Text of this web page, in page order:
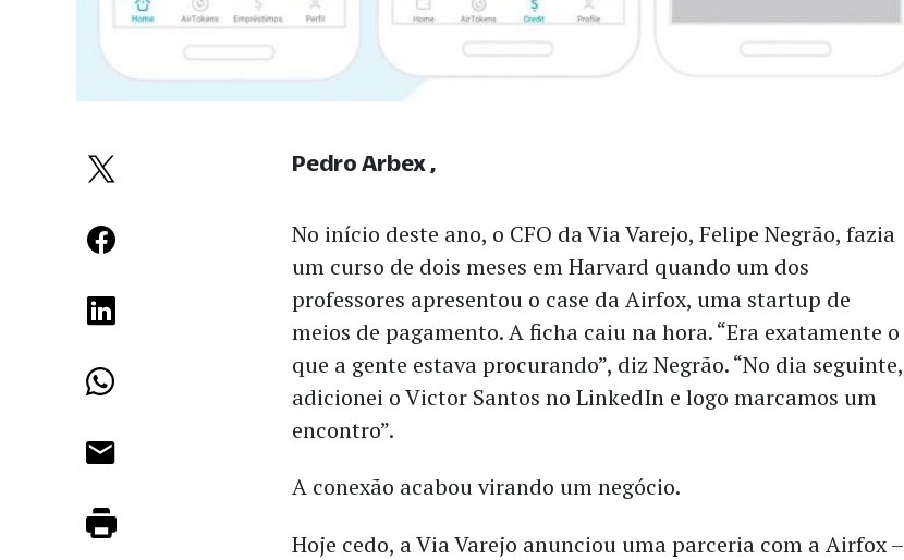
No início deste ano, o CFO da Via Varejo, Felipe Negrão, fazia
um curso de dois meses em Harvard quando um dos
professores apresentou o case da Airfox, uma startup de
meios de pagamento. A ficha caiu na hora. “Era exatamente o
que a gente estava procurando”, diz Negrão. “No dia seguinte,
adicionei o Victor Santos no LinkedIn e logo marcamos um
encontro”.
A conexão acabou virando um negócio.
Hoje cedo, a Via Varejo anunciou uma parceria com a Airfox –
Pedro Arbex